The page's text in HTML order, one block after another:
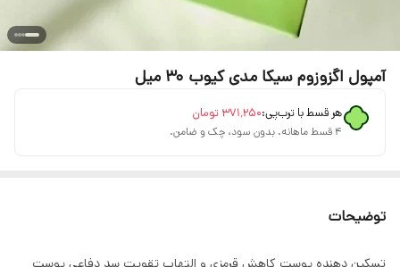
آمپول اگزوزوم سیکا مدی کیوب 30 میل
هر قسط با ترب‌پی:۳۷۱٬۲۵۰ تومان
۴ قسط ماهانه. بدون سود، چک و ضامن.
توضیحات
تسکین دهنده پوست کاهش قرمزی و التهاب تقویت سد دفاعی پوست